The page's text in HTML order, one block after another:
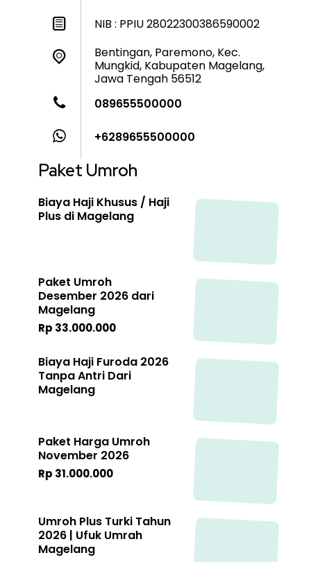
NIB : PPIU 28022300386590002
Bentingan, Paremono, Kec.
Mungkid, Kabupaten Magelang,
Jawa Tengah 56512
089655500000
+6289655500000
Paket Umroh
Biaya Haji Khusus / Haji
Plus di Magelang
Paket Umroh
Desember 2026 dari
Magelang
Rp 33.000.000
Biaya Haji Furoda 2026
Tanpa Antri Dari
Magelang
Paket Harga Umroh
November 2026
Rp 31.000.000
Umroh Plus Turki Tahun
2026 | Ufuk Umrah
Magelang